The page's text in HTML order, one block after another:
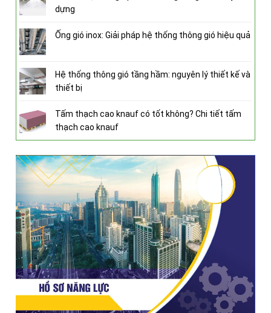
dựng
Ống gió inox: Giải pháp hệ thống thông gió hiệu quả
Hệ thống thông gió tầng hầm: nguyên lý thiết kế và
thiết bị
Tấm thạch cao knauf có tốt không? Chi tiết tấm
thạch cao knauf